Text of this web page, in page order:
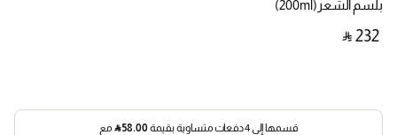
بلسم الشعر (200ml)
‎ ⃁ ⁦232⁩ ‎
قسمها إلى 4 دفعات متساوية بقيمة 58.00
⃁ مع